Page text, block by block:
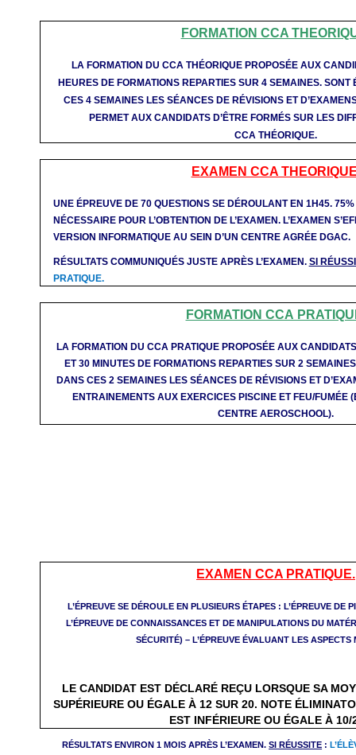
FORMATION CCA
LA FORMATION DU CCA THÉORIQUE PROPOSÉE AUX
HEURES DE FORMATIONS REPARTIES SUR 4 SEMAINES.
CES 4 SEMAINES LES SÉANCES DE RÉVISIONS ET
PERMET AUX CANDIDATS D’ÊTRE FORMÉS SUR LES
CCA THÉORIQUE.
EXAMEN CCA
UNE ÉPREUVE DE 70 QUESTIONS SE DÉROULANT EN 1H45.
NÉCESSAIRE POUR L’OBTENTION DE L’EXAMEN. L’EXAMEN
VERSION INFORMATIQUE AU SEIN D’UN CENTRE AGRÉE DGAC.
RÉSULTATS COMMUNIQUÉS JUSTE APRÈS L’EXAMEN. SI
PRATIQUE.
FORMATION CCA
LA FORMATION DU CCA PRATIQUE PROPOSÉE AUX
ET 30 MINUTES DE FORMATIONS REPARTIES SUR 2
DANS CES 2 SEMAINES LES SÉANCES DE RÉVISIONS ET
ENTRAINEMENTS AUX EXERCICES PISCINE ET FEU/FUMÉE
CENTRE AEROSCHOOL).
EXAMEN CCA PRATIQUE.
L’ÉPREUVE SE DÉROULE EN PLUSIEURS ÉTAPES : L’ÉPREUVE DE
L’ÉPREUVE DE CONNAISSANCES ET DE MANIPULATIONS DU
SÉCURITÉ) – L’ÉPREUVE ÉVALUANT LES ASPECTS
LE CANDIDAT EST DÉCLARÉ REÇU LORSQUE SA
SUPÉRIEURE OU ÉGALE À 12 SUR 20. NOTE
EST INFÉRIEURE OU ÉGALE À 10/
RÉSULTATS ENVIRON 1 MOIS APRÈS L’EXAMEN.SI RÉUSSITE :